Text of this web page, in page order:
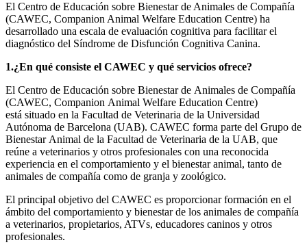
El Centro de Educación sobre Bienestar de Animales de Compañía
(CAWEC, Companion Animal Welfare Education Centre) ha
desarrollado una escala de evaluación cognitiva para facilitar el
diagnóstico del Síndrome de Disfunción Cognitiva Canina.
1.¿En qué consiste el CAWEC y qué servicios ofrece?
El Centro de Educación sobre Bienestar de Animales de Compañía
(CAWEC, Companion Animal Welfare Education Centre)
está situado en la Facultad de Veterinaria de la Universidad
Autónoma de Barcelona (UAB). CAWEC forma parte del Grupo de
Bienestar Animal de la Facultad de Veterinaria de la UAB, que
reúne a veterinarios y otros profesionales con una reconocida
experiencia en el comportamiento y el bienestar animal, tanto de
animales de compañía como de granja y zoológico.
El principal objetivo del CAWEC es proporcionar formación en el
ámbito del comportamiento y bienestar de los animales de compañía
a veterinarios, propietarios, ATVs, educadores caninos y otros
profesionales.